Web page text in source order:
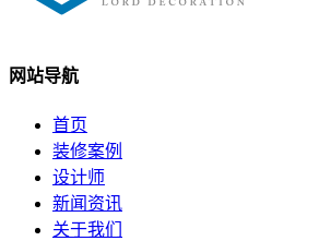
网站导航
首页
装修案例
设计师
新闻资讯
关于我们